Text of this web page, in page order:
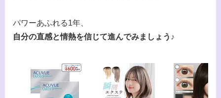
パワーあふれる1年、
自分の直感と情熱を信じて進んでみましょう ♪